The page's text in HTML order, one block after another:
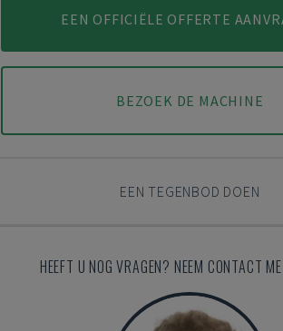
EEN OFFICIËLE OFFERTE
BEZOEK DE MACHINE
EEN TEGENBOD DOEN
HEEFT U NOG VRAGEN? NEEM CONTACT